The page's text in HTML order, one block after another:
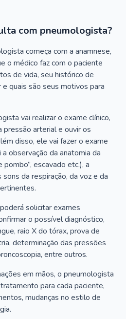
com pneumologista?
começa com a anamnese,
o médico faz com o paciente
de vida, seu histórico de
quais são seus motivos para
vai realizar o exame clínico,
pressão arterial e ouvir os
disso, ele vai fazer o exame
observação da anatomia da
escavado etc.), a
da respiração, da voz e da
solicitar exames
o possível diagnóstico,
raio X do tórax, prova de
determinação das pressões
entre outros.
em mãos, o pneumologista
para cada paciente,
mudanças no estilo de